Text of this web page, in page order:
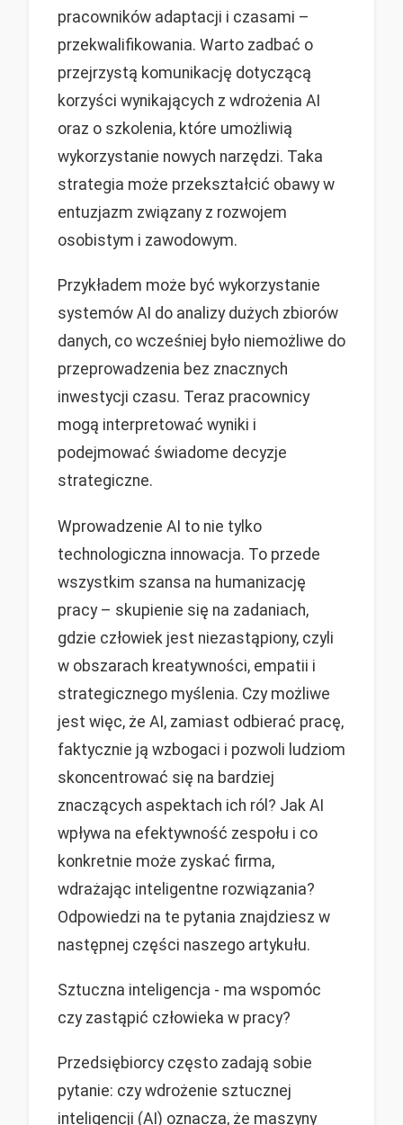
pracowników adaptacji i czasami –
przekwalifikowania. Warto zadbać o
przejrzystą komunikację dotyczącą
korzyści wynikających z wdrożenia AI
oraz o szkolenia, które umożliwią
wykorzystanie nowych narzędzi. Taka
strategia może przekształcić obawy w
entuzjazm związany z rozwojem
osobistym i zawodowym.
Przykładem może być wykorzystanie
systemów AI do analizy dużych zbiorów
danych, co wcześniej było niemożliwe do
przeprowadzenia bez znacznych
inwestycji czasu. Teraz pracownicy
mogą interpretować wyniki i
podejmować świadome decyzje
strategiczne.
Wprowadzenie AI to nie tylko
technologiczna innowacja. To przede
wszystkim szansa na humanizację
pracy – skupienie się na zadaniach,
gdzie człowiek jest niezastąpiony, czyli
w obszarach kreatywności, empatii i
strategicznego myślenia. Czy możliwe
jest więc, że AI, zamiast odbierać pracę,
faktycznie ją wzbogaci i pozwoli ludziom
skoncentrować się na bardziej
znaczących aspektach ich ról? Jak AI
wpływa na efektywność zespołu i co
konkretnie może zyskać firma,
wdrażając inteligentne rozwiązania?
Odpowiedzi na te pytania znajdziesz w
następnej części naszego artykułu.
Sztuczna inteligencja - ma wspomóc
czy zastąpić człowieka w pracy?
Przedsiębiorcy często zadają sobie
pytanie: czy wdrożenie sztucznej
inteligencji (AI) oznacza, że maszyny